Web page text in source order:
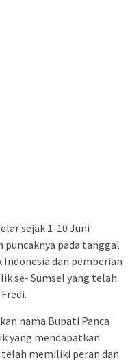
sejak 1-10 Juni
puncaknya pada tanggal
dan pemberian
se- Sumsel yang telah
nama Bupati Panca
yang mendapatkan
memiliki peran dan